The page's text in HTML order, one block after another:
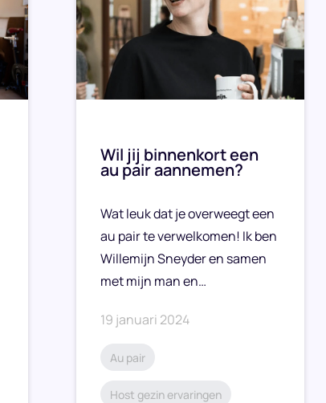
Wil jij binnenkort een
au pair aannemen?
Wat leuk dat je overweegt een
au pair te verwelkomen! Ik ben
Willemijn Sneyder en samen
met mijn man en…
19 januari 2024
Au pair
Host gezin ervaringen